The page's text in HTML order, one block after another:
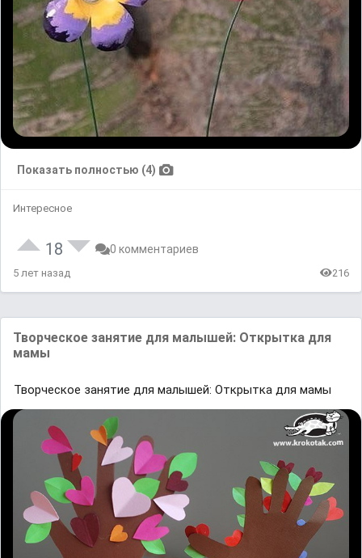
Показать полностью (4)
Интересное
18 0 комментариев
5 лет назад 216
Творческое занятие для малышей: Открытка для
мамы
Творческое занятие для малышей: Открытка для мамы